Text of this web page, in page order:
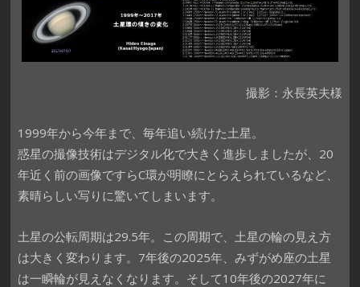
撮影：永長英夫様
1999年から今年まで、毎年追い続けた土星。
惑星の撮像技術はデジタル化で大きく進歩しましたが、20
年近く前の画像ですらC環が明瞭にとらえられているなど、
素晴らしい写りに驚いてしまいます。
土星の公転周期は29.5年。この周期で、土星の輪の見え方
は大きく変わります。7年後の2025年、みずがめ座の土星
は一瞬輪が見えなくなります。そして10年後の2027年に